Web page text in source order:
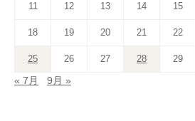
11 12 13 14 15
18 19 20 21 22
25 26 27 28 29
« 7月 9月 »